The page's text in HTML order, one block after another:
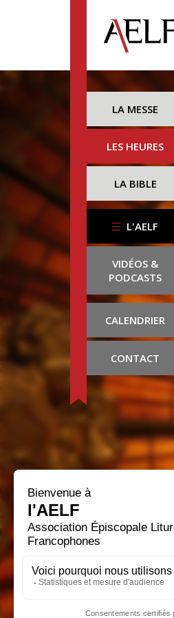
LA MESSE
LES HEURES
LA BIBLE
L'AELF
VIDÉOS &
PODCASTS
CALENDRIER
CONTACT